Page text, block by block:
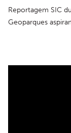
Reportagem SIC
Geoparques